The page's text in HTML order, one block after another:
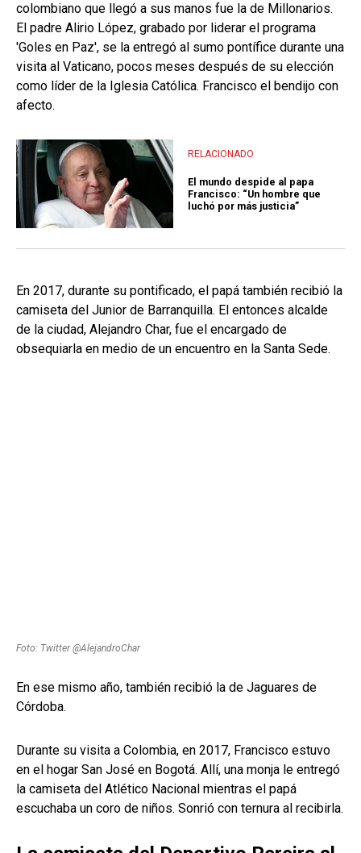
colombiano que llegó a sus manos fue la de Millonarios.
El padre Alirio López, grabado por liderar el programa
'Goles en Paz', se la entregó al sumo pontífice durante una
visita al Vaticano, pocos meses después de su elección
como líder de la Iglesia Católica. Francisco el bendijo con
afecto.
RELACIONADO
El mundo despide al papa
Francisco: “Un hombre que
luchó por más justicia”
En 2017, durante su pontificado, el papá también recibió la
camiseta del Junior de Barranquilla. El entonces alcalde
de la ciudad, Alejandro Char, fue el encargado de
obsequiarla en medio de un encuentro en la Santa Sede.
Foto: Twitter @AlejandroChar
En ese mismo año, también recibió la de Jaguares de
Córdoba.
Durante su visita a Colombia, en 2017, Francisco estuvo
en el hogar San José en Bogotá. Allí, una monja le entregó
la camiseta del Atlético Nacional mientras el papá
escuchaba un coro de niños. Sonrió con ternura al recibirla.